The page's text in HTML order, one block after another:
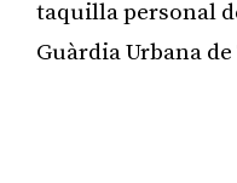
taquilla personal
Guàrdia Urbana